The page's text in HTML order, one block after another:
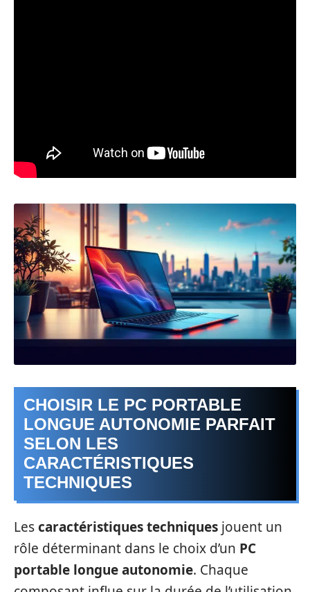
CHOISIR LE PC PORTABLE
LONGUE AUTONOMIE PARFAIT
SELON LES
CARACTÉRISTIQUES
TECHNIQUES
Lescaractéristiques techniques jouent un
rôle déterminant dans le choix d’un PC
portable longue autonomie. Chaque